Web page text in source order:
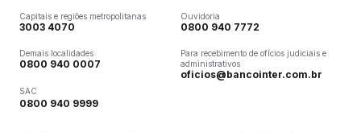
Capitais e regiões metropolitanas
3003 4070
Demais localidades
0800 940 0007
SAC
0800 940 9999
Ouvidoria
0800 940 7772
Para recebimento de ofícios judiciais e
administrativos
oficios@bancointer.com.br